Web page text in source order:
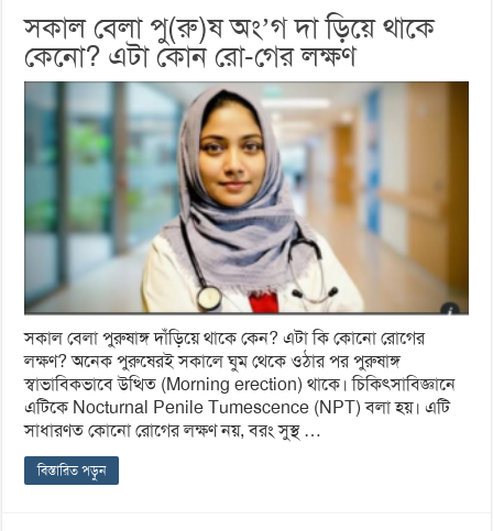
সকাল বেলা পু(রু)ষ অং’গ দা ড়িয়ে থাকে
কেনো? এটা কোন রো-গের লক্ষণ
সকাল বেলা পুরুষাঙ্গ দাঁড়িয়ে থাকে কেন? এটা কি কোনো রোগের
লক্ষণ? অনেক পুরুষেরই সকালে ঘুম থেকে ওঠার পর পুরুষাঙ্গ
স্বাভাবিকভাবে উত্থিত (Morning erection) থাকে। চিকিৎসাবিজ্ঞানে
এটিকে Nocturnal Penile Tumescence (NPT) বলা হয়। এটি
সাধারণত কোনো রোগের লক্ষণ নয়, বরং সুস্থ …
বিস্তারিত পড়ুন